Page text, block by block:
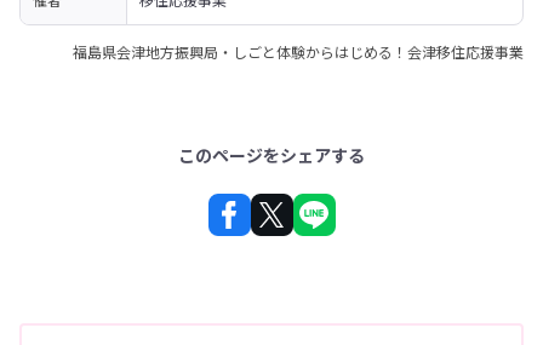
福島県会津地方振興局・しごと体験からはじめる！会津移住応援事業
このページをシェアする